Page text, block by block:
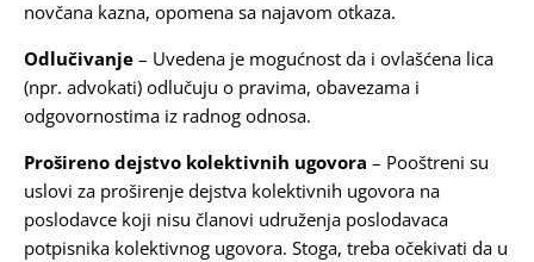
novčana kazna, opomena sa najavom otkaza.
Odlučivanje – Uvedena je mogućnost da i ovlašćena lica
(npr. advokati) odlučuju o pravima, obavezama i
odgovornostima iz radnog odnosa.
Prošireno dejstvo kolektivnih ugovora – Pooštreni su
uslovi za proširenje dejstva kolektivnih ugovora na
poslodavce koji nisu članovi udruženja poslodavaca
potpisnika kolektivnog ugovora. Stoga, treba očekivati da u